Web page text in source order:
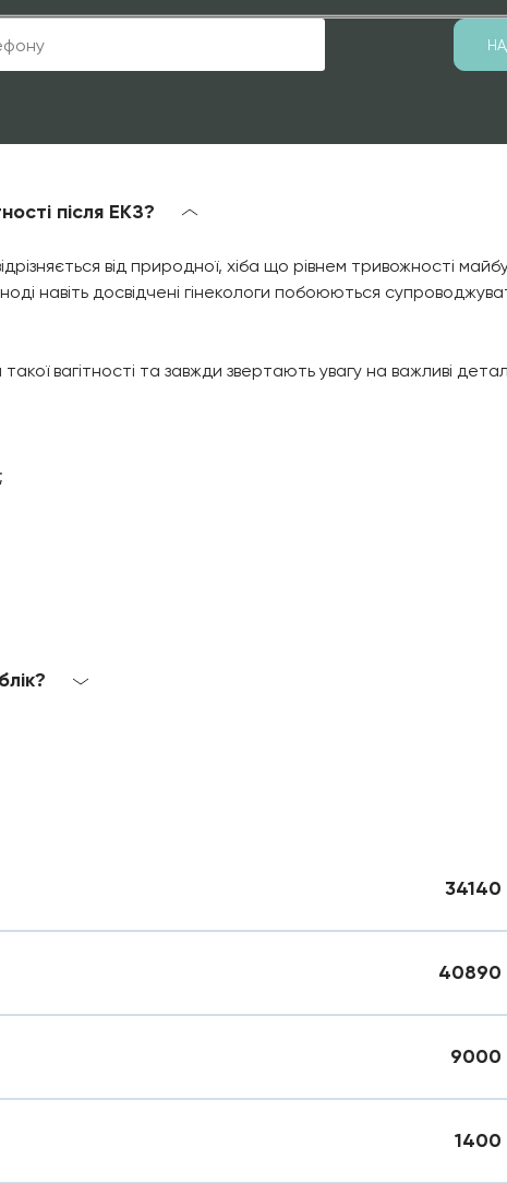
після ЕКЗ?
від природної, хіба що рівнем тривожності
навіть досвідчені гінекологи побоюються
вагітності та завжди звертають увагу на важливі
34140
40890
9000
1400